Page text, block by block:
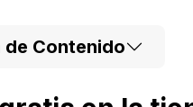
de Contenido